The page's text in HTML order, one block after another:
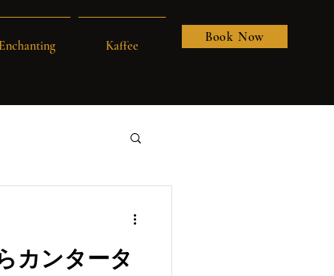
Enchanting Kaffee
Book Now
カンタータ